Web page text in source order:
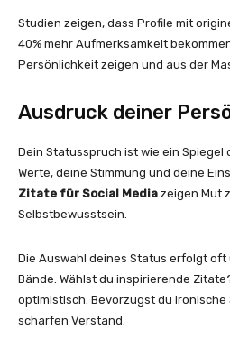
Studien zeigen, dass Profile mit
40% mehr Aufmerksamkeit
Persönlichkeit zeigen und aus der
Ausdruck deiner
Dein Statusspruch ist wie ein Spiegel
Werte, deine Stimmung und deine
Zitate für Social Media zeigen Mut
Selbstbewusstsein.
Die Auswahl deines Status erfolgt
Bände. Wählst du inspirierende
optimistisch. Bevorzugst du ironische
scharfen Verstand.